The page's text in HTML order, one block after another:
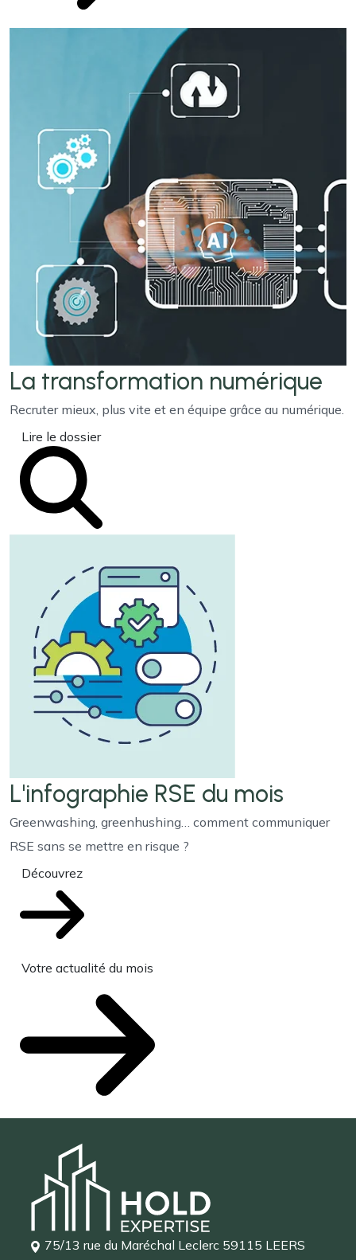
La transformation numérique
Recruter mieux, plus vite et en équipe grâce au numérique.
Lire le dossier
L'infographie RSE du mois
Greenwashing, greenhushing… comment communiquer
RSE sans se mettre en risque ?
Découvrez
Votre actualité du mois
75/13 rue du Maréchal Leclerc 59115 LEERS